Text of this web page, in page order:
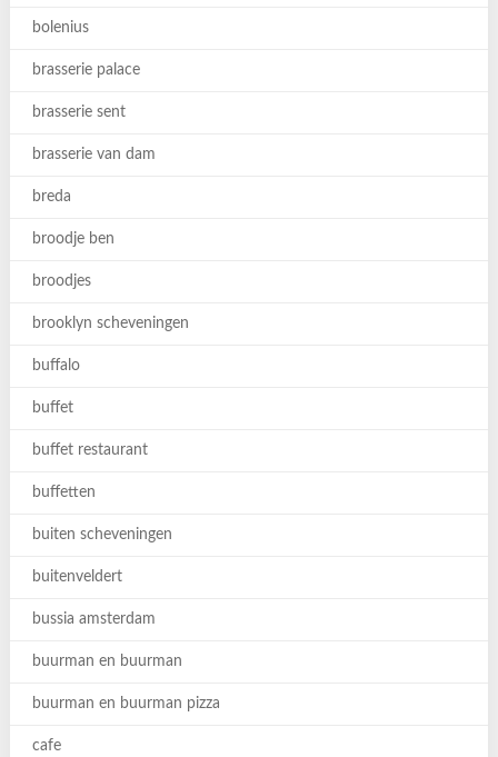
bolenius
brasserie palace
brasserie sent
brasserie van dam
breda
broodje ben
broodjes
brooklyn scheveningen
buffalo
buffet
buffet restaurant
buffetten
buiten scheveningen
buitenveldert
bussia amsterdam
buurman en buurman
buurman en buurman pizza
cafe